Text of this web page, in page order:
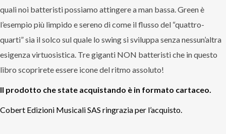
quali noi batteristi possiamo attingere a man bassa. Green è
l’esempio più limpido e sereno di come il flusso del “quattro-
quarti” sia il solco sul quale lo swing si sviluppa senza nessun’altra
esigenza virtuosistica. Tre giganti NON batteristi che in questo
libro scoprirete essere icone del ritmo assoluto!
Il prodotto che state acquistando è in formato cartaceo.
Cobert Edizioni Musicali SAS ringrazia per l’acquisto.